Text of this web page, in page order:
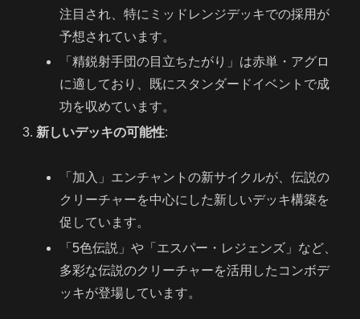
注目され、特にミッドレンジデッキでの採用が
予想されています。
「精鋭射手団の目立ちたがり」は赤単・アグロ
に適しており、既にスタンダードイベントで成
功を収めています。
新しいデッキの可能性:
「加入」エンチャントの新サイクルが、伝説の
クリーチャーを中心にした新しいデッキ構築を
促しています。
「5色伝説」や「エスパー・レジェンズ」など、
多彩な伝説のクリーチャーを活用したコンボデ
ッキが登場しています。